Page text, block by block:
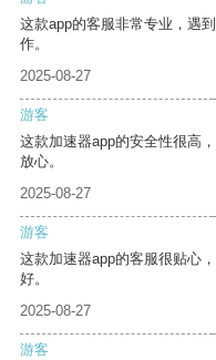
这款app的客服非常专业，遇
作。
2025-08-27
游客
这款加速器app的安全性很高
放心。
2025-08-27
游客
这款加速器app的客服很贴心
好。
2025-08-27
游客